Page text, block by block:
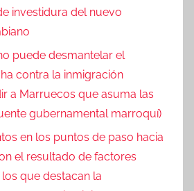
investidura del nuevo
puede desmantelar el
contra la inmigración
a Marruecos que asuma las
gubernamental marroquí)
en los puntos de paso hacia
el resultado de factores
que destacan la